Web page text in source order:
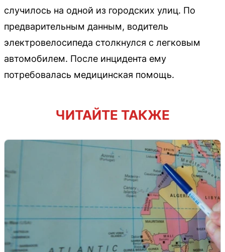
случилось на одной из городских улиц. По
предварительным данным, водитель
электровелосипеда столкнулся с легковым
автомобилем. После инцидента ему
потребовалась медицинская помощь.
ЧИТАЙТЕ ТАКЖЕ